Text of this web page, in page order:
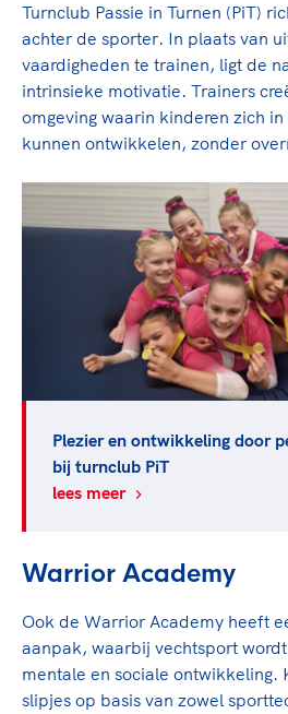
Turnclub Passie in Turnen (PiT)
achter de sporter. In plaats van
vaardigheden te trainen, ligt de
intrinsieke motivatie. Trainers
omgeving waarin kinderen zich
kunnen ontwikkelen, zonder
Plezier en ontwikkeling door
bij turnclub PiT
lees meer
Warrior Academy
Ook de Warrior Academy heeft
aanpak, waarbij vechtsport
mentale en sociale ontwikkeling.
slipjes op basis van zowel